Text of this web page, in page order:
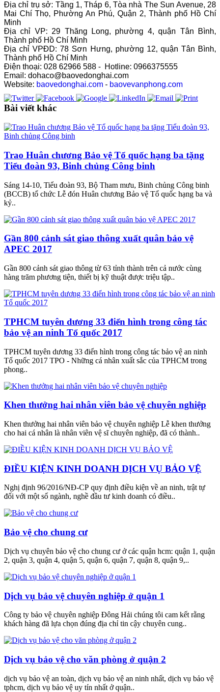
Địa chỉ trụ sở: Tầng 1, Tháp 6, Tòa nhà The Sun Avenue, 28
Mai Chí Thọ, Phường An Phú, Quận 2, Thành phố Hồ Chí
Minh
Địa chỉ VP: 29 Thăng Long, phường 4, quận Tân Bình,
Thành phố Hồ Chí Minh
Địa chỉ VPĐD: 78 Sơn Hưng, phường 12, quận Tân Bình,
Thành phố Hồ Chí Minh
Điện thoại: 028 62966 588 - Hotline: 0966375555
Email: dohaco@baovedonghai.com
Website: baovedonghai.com - baovevanphong.com
Bài viết khác
Trao Huân chương Bảo vệ Tổ quốc hạng ba tặng
Tiểu đoàn 93, Binh chủng Công binh
Sáng 14-10, Tiểu đoàn 93, Bộ Tham mưu, Binh chủng Công binh
(BCCB) tổ chức Lễ đón Huân chương Bảo vệ Tổ quốc hạng ba và
kỷ..
Gần 800 cảnh sát giao thông xuất quân bảo vệ
APEC 2017
Gần 800 cảnh sát giao thông từ 63 tỉnh thành trên cả nước cùng
hàng trăm phương tiện, thiết bị kỹ thuật được triệu tập..
TPHCM tuyên dương 33 điển hình trong công tác
bảo vệ an ninh Tổ quốc 2017
TPHCM tuyên dương 33 điển hình trong công tác bảo vệ an ninh
Tổ quốc 2017 TPO - Những cá nhân xuất sắc của TPHCM trong
phong..
Khen thưởng hai nhân viên bảo vệ chuyên nghiệp
Khen thưởng hai nhân viên bảo vệ chuyên nghiệp Lễ khen thưởng
cho hai cá nhân là nhân viên vệ sĩ chuyên nghiệp, đã có thành..
ĐIỀU KIỆN KINH DOANH DỊCH VỤ BẢO VỆ
Nghị định 96/2016/NĐ-CP quy định điều kiện về an ninh, trật tự
đối với một số ngành, nghề đầu tư kinh doanh có điều..
Bảo vệ cho chung cư
Dịch vụ chuyên bảo vệ cho chung cư ở các quận hcm: quận 1, quận
2, quận 3, quận 4, quận 5, quận 6, quận 7, quận 8, quận 9,..
Dịch vụ bảo vệ chuyên nghiệp ở quận 1
Công ty bảo vệ chuyên nghiệp Đông Hải chúng tôi cam kết rằng
khách hàng đã lựa chọn đúng địa chỉ tin cậy chuyên cung..
Dịch vụ bảo vệ cho văn phòng ở quận 2
dịch vụ bảo vệ an toàn, dịch vụ bảo vệ an ninh nhất, dịch vụ bảo vệ
tphcm, dịch vụ bảo vệ uy tín nhất ở quận..